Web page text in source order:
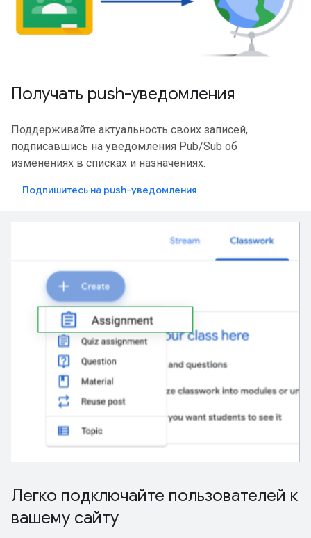
Получать push-уведомления
Поддерживайте актуальность своих записей,
подписавшись на уведомления Pub/Sub об
изменениях в списках и назначениях.
Подпишитесь на push-уведомления
Легко подключайте пользователей к
вашему сайту